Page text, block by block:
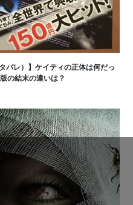
バレ）】ケイティの正体は何だっ
の結末の違いは？